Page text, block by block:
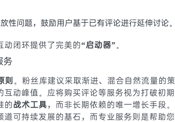
性问题，鼓励用户基于已有评论进行延伸讨论。
动闭环提供了完美的“启动器”。
务
则 。粉丝库建议采取渐进、混合自然流量的策
动峰值。应将购买评论等服务视为打破初期
的战术工具，而非长期依赖的唯一增长手段。
道可持续发展的基石，而专业服务则是帮助您